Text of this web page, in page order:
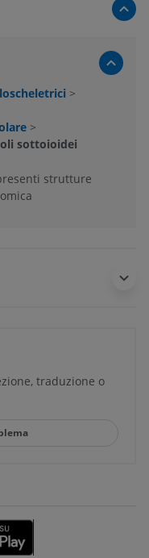
>
>
sottoioidei
strutture
traduzione o